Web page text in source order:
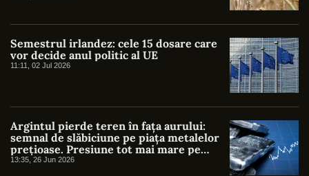
Semestrul irlandez: cele 15 dosare care
vor decide anul politic al UE
11:11, 02 Jul 2026
Argintul pierde teren în fața aurului:
semnal de slăbiciune pe piața metalelor
prețioase. Presiune tot mai mare pe
argint după maximele din ianuarie
13:35, 26 Jun 2026